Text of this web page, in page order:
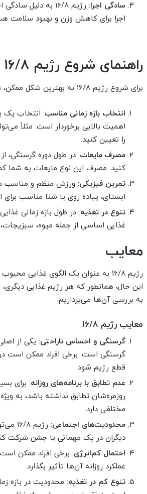
سادگی اجرا
: رژیم 16/8 به
اجرا برای کاهش وزن و بهبود سلامت
راهنمای شروع رژیم 16/8
برای شروع رژیم 16/8 به بهترین شکل ممکن، می‌توانید این مراحل را دنبال کنید:
انتخاب بازه زمانی مناسب
را تعیین کنید.
مصرف مایعات: در طول دوره گرسنگی،
کنید. مصرف این نوع مایعات به
تمرین فیزیکی: ورزش منظم و مناسب
ایستای، پیاده روی یا شنا مناسب
تنوع در تغذیه: در طول بازه زمانی
غذایی اساسی از جمله میوه،
معایب
رژیم 16/8 به عنوان یک الگوی غذایی
این حال، همانطور که هر رژیم غذایی
به بررسی آن‌ها می‌پردازیم.
معایب رژیم 16/8
گرسنگی و احساس ناراحتی: یکی از
گرسنگی است. برخی افراد ممکن است در
قطع رژیم شود.
عدم تطابق با برنامه‌های روزانه: برای
روزمره‌شان تطابق نداشته باشد، به
مختلفی دارد.
محدودیت‌های اجتماعی
:
دیگران در یک مهمانی یا جشن شرکت
احتمال کم‌انرژی: برخی افراد ممکن
عملکرد روزانه آن‌ها تأثیر بگذارد.
تنوع کم در تغذیه: محدودیت در بازه